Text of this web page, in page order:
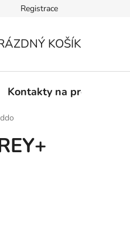
Odstoupení od
Registrace
KOŠÍK
Kontakty na prodejny